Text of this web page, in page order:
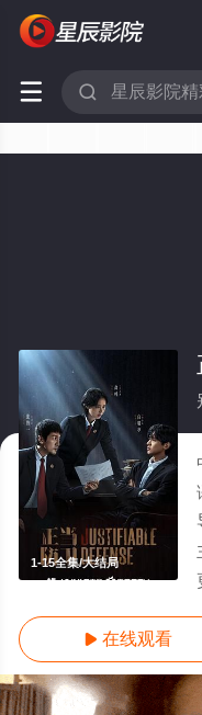
 
1-15全集/大结局
 在线观看